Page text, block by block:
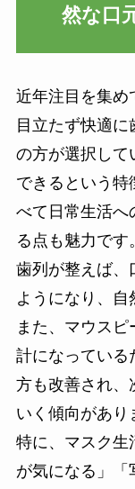
然な口
近年注目を集め
目立たず快適に
の方が選択して
できるという特
べて日常生活へ
る点も魅力です。
歯列が整えば、
ようになり、自
また、マウス
計になっている
方も改善され、
いく傾向があり
特に、マスク生
が気になる」「